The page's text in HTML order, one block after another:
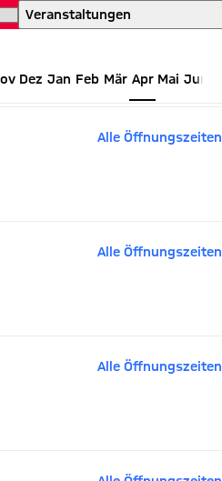
Veranstaltungen
Dez Jan Feb Mär Apr Mai Jun
Alle Öffnungszeiten
Alle Öffnungszeiten
Alle Öffnungszeiten